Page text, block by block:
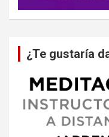
¿Te gustaría